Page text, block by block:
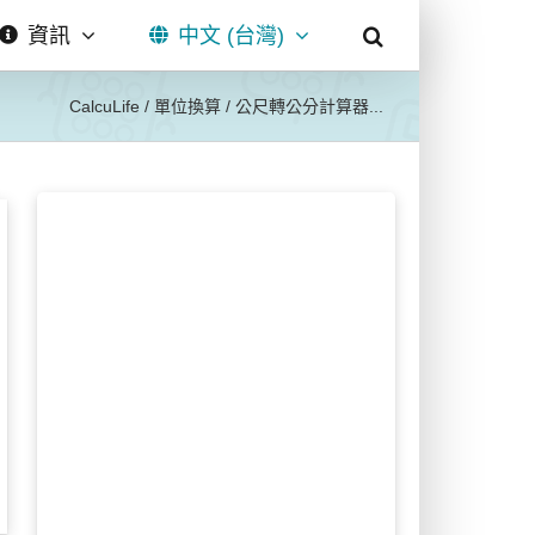
資訊 中文 (台灣)
CalcuLife / 單位換算 / 公尺轉公分計算器...